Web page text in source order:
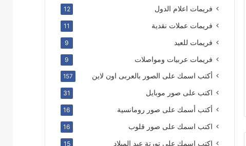
فريمات اعلام الدول 12
فريمات عملات نقدية 11
فريمات للعيد 9
فريمات عربيات ومواصلات 9
أكتب اسمك على الصور بالعربى اون لاين 157
اكتب على صور موبايل 31
أكتب أسمك على صور رومانسية 16
اكتب اسمك على صور قلوب 16
اكتب اسمك على تورتة عيد الميلاد 15